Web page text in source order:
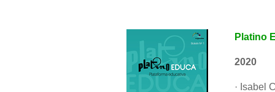
Platino
2020
· Isabel